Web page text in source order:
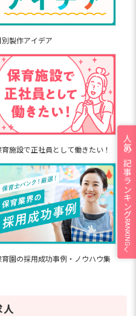
別製作アイデア
育施設で正社員として働きたい！
育園の採用成功事例・ノウハウ集
人気の記事ランキング
RANKING